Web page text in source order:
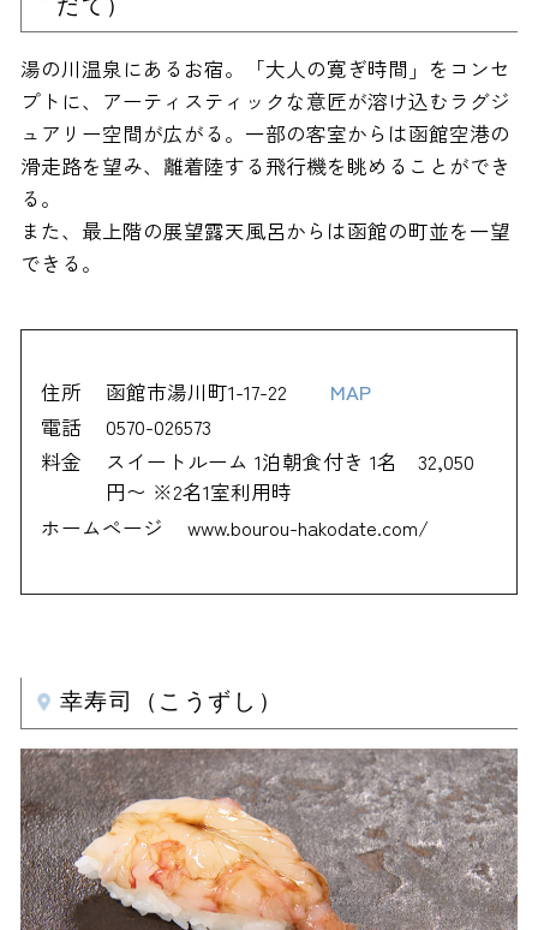
だて）
湯の川温泉にあるお宿。「大人の寛ぎ時間」をコンセ
プトに、アーティスティックな意匠が溶け込むラグジ
ュアリー空間が広がる。一部の客室からは函館空港の
滑走路を望み、離着陸する飛行機を眺めることができ
る。
また、最上階の展望露天風呂からは函館の町並を一望
できる。
住所 函館市湯川町1-17-22
MAP
電話
0570-026573
料金
スイートルーム 1泊朝食付き 1名 32,050
円〜 ※2名1室利用時
ホームページ
www.bourou-hakodate.com/
幸寿司（こうずし）